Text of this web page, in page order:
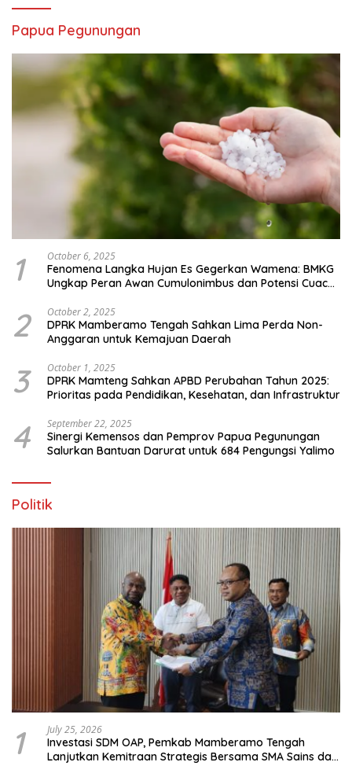
Papua Pegunungan
1 October 6, 2025
Fenomena Langka Hujan Es Gegerkan Wamena: BMKG
Ungkap Peran Awan Cumulonimbus dan Potensi Cuaca
2 October 2, 2025
DPRK Mamberamo Tengah Sahkan Lima Perda Non-
Anggaran untuk Kemajuan Daerah
3 October 1, 2025
DPRK Mamteng Sahkan APBD Perubahan Tahun 2025:
Prioritas pada Pendidikan, Kesehatan, dan Infrastruktur
4 September 22, 2025
Sinergi Kemensos dan Pemprov Papua Pegunungan
Salurkan Bantuan Darurat untuk 684 Pengungsi Yalimo
Politik
1 July 25, 2026
Investasi SDM OAP, Pemkab Mamberamo Tengah
Lanjutkan Kemitraan Strategis Bersama SMA Sains dan